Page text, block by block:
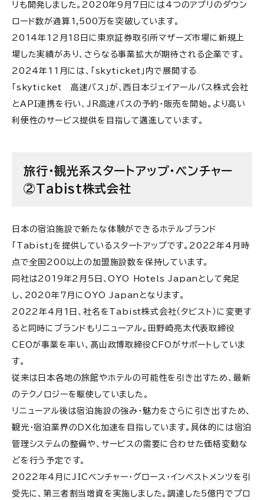
Loco Partners
旅行・観光系スタートアップ・ベンチャー⑫株式会社
旅行・観光系スタートアップ・ベンチャー⑬株式会社
NinNin
SAGOJO
株式会社
旅行・観光系スタートアップ・ベンチャー⑯株式会社
旅行・観光系スタートアップ・ベンチャー⑰株式会社
ロコタビ
株式会社
リも開発しました。2020年9月7日には4つのアプリのダウン
ロード数が通算1,500万を突破しています。
2014年12月18日に東京証券取引所マザーズ市場に新規上
場した実績があり、さらなる事業拡大が期待される企業です。
2024年11月には、「skyticket」内で展開する
「skyticket 高速バス」が、西日本ジェイアールバス株式会社
とAPI連携を行い、JR高速バスの予約・販売を開始。より高い
利便性のサービス提供を目指して邁進しています。
旅行・観光系スタートアップ・ベンチャー
②Tabist株式会社
日本の宿泊施設で新たな体験ができるホテルブランド
「Tabist」を提供しているスタートアップです。2022年4月時
点で全国200以上の加盟施設数を保持しています。
同社は2019年2月5日、OYO Hotels Japanとして発足
し、2020年7月にOYO Japanとなります。
2022年4月1日、社名をTabist株式会社（タビスト）に変更す
ると同時にブランドもリニューアル。田野崎亮太代表取締役
CEOが事業を率い、髙山政博取締役CFOがサポートしていま
す。
従来は日本各地の旅館やホテルの可能性を引き出すため、最新
のテクノロジーを駆使していました。
リニューアル後は宿泊施設の強み・魅力をさらに引き出すため、
観光・宿泊業界のDX化加速を目指しています。具体的には宿泊
管理システムの整備や、サービスの需要に合わせた価格変動な
どを行う予定です。
2022年4月にJICベンチャー・グロース・インベストメンツを引
受先に、第三者割当増資を実施しました。調達した5億円でプロ